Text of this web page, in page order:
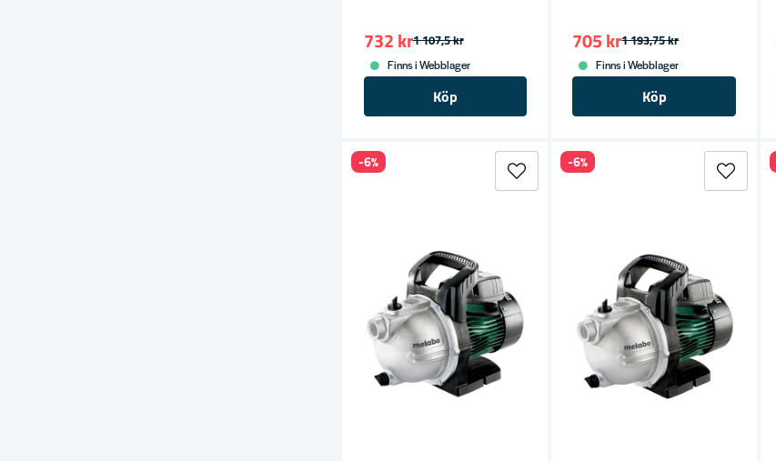
1 107,5 kr
732 kr
Finns i Webblager
Köp
1 193,75 kr
705 kr
Finns i Webblager
Köp
-6% -6%